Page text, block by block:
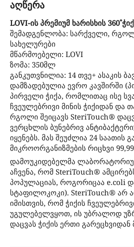
აღწერა
LOVI-ის პრემიუმ ხარისხის 360˚
შემადგენლობა: სარქველი,
სახელურები
მწარმოებელი: LOVI
ზომა: 350მლ
განკუთვნილია: 14 თვე+ ასაკის
დამზადებულია ევრო კავშირში
პირველი ჭიქა, რომლითაც ისე
ჩვეულებრივი მინის ჭიქიდან და
რგოლი შეიცავს SteriTouch®
ვერცხლის ბუნებრივ
იყენებს. მას შეუძლია 24 საათის
მიკროორგანიზმების რიცხვი
დამოუკიდებელმა
აჩვენა, რომ SteriTouch®
პოპულაციას, როგორიცაა e.coli
სტაფილოკოკი). SteriTouch® არ
იმისთვის, რომ ჭიქის
უგულებელვყოთ, ის უბრალოდ
დაცვას ჭიქის ერთი